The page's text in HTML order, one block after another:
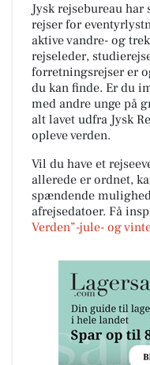
Jysk rejsebureau
rejser for
aktive vandre- og
rejseleder,
forretningsrejser er
du kan finde. Er du
med andre unge på
alt lavet udfra Jysk
opleve verden.
Vil du have et
allerede er ordnet,
spændende
afrejsedatoer. Få
Verden”-jule- og